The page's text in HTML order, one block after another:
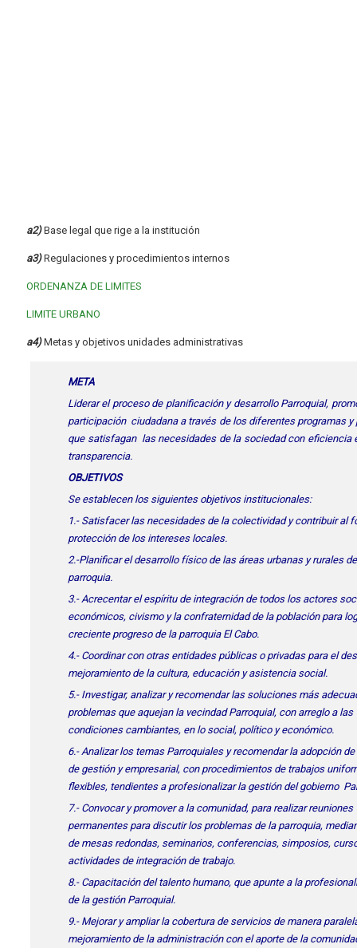
a2) Base legal que rige a la institución
a3)Regulaciones y procedimientos internos
ORDENANZA DE LIMITES
LIMITE URBANO
a4)Metas y objetivos unidades administrativas
META
Liderar el proceso de planificación y desarrollo Parroquial,
participación ciudadana a través de los diferentes programas y
que satisfagan las necesidades de la sociedad con eficiencia
transparencia.
OBJETIVOS
Se establecen los siguientes objetivos institucionales:
1.- Satisfacer las necesidades de la colectividad y contribuir al
protección de los intereses locales.
2.-Planificar el desarrollo físico de las áreas urbanas y rurales
parroquia.
3.- Acrecentar el espíritu de integración de todos los actores
económicos, civismo y la confraternidad de la población para
creciente progreso de la parroquia El Cabo.
4.- Coordinar con otras entidades públicas o privadas para el
mejoramiento de la cultura, educación y asistencia social.
5.- Investigar, analizar y recomendar las soluciones más
problemas que aquejan la vecindad Parroquial, con arreglo a las
condiciones cambiantes, en lo social, político y económico.
6.- Analizar los temas Parroquiales y recomendar la adopción
de gestión y empresarial, con procedimientos de trabajos
flexibles, tendientes a profesionalizar la gestión del gobierno
7.- Convocar y promover a la comunidad, para realizar reuniones
permanentes para discutir los problemas de la parroquia,
de mesas redondas, seminarios, conferencias, simposios,
actividades de integración de trabajo.
8.- Capacitación del talento humano, que apunte a la
de la gestión Parroquial.
9.- Mejorar y ampliar la cobertura de servicios de manera
mejoramiento de la administración con el aporte de la